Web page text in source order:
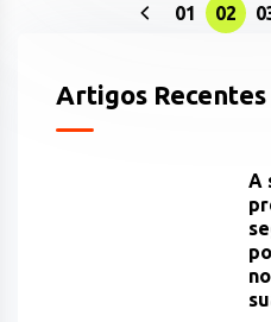
01 02
Artigos Recentes
A